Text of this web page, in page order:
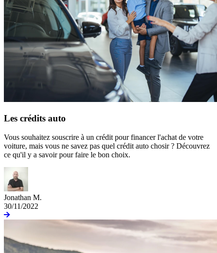
Les crédits auto
Vous souhaitez souscrire à un crédit pour financer l'achat de votre
voiture, mais vous ne savez pas quel crédit auto chosir ? Découvrez
ce qu'il y a savoir pour faire le bon choix.
Jonathan M.
30/11/2022